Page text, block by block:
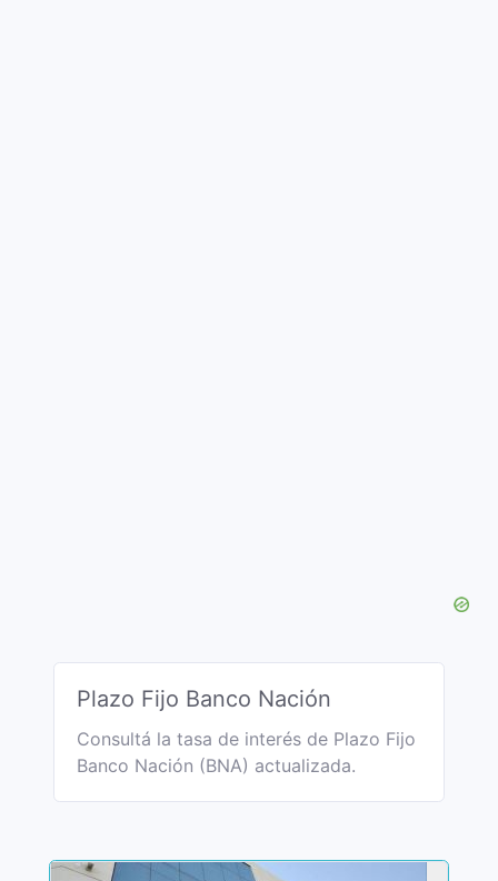
Plazo Fijo Banco Nación
Consultá la tasa de interés de Plazo Fijo
Banco Nación (BNA) actualizada.